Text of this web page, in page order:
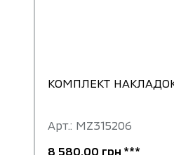
КОМПЛЕКТ
Арт.: MZ315206
8 580.00 грн ***